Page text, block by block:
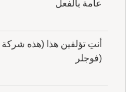
عامة بالفعل
أنتِ تؤلفين هذا (هذه شركة
(فوجلر